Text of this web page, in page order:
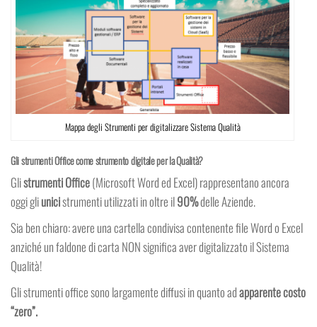
Mappa degli Strumenti per digitalizzare Sistema Qualità
Gli strumenti Office come strumento digitale per la Qualità?
Glistrumenti Office(Microsoft Word ed Excel) rappresentano ancora
oggi gliunicistrumenti utilizzati in oltre il90%delle Aziende.
Sia ben chiaro: avere una cartella condivisa contenente file Word o Excel
anziché un faldone di carta NON significa aver digitalizzato il Sistema
Qualità!
Gli strumenti office sono largamente diffusi in quanto adapparente costo
“zero”.